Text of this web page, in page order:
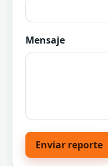
Mensaje
Enviar reporte